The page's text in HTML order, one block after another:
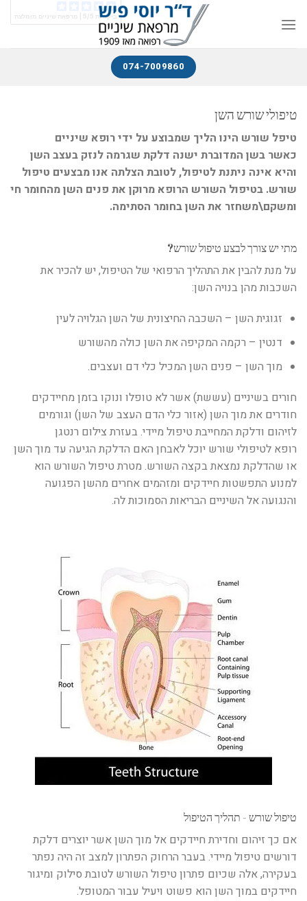
074-7009860
טיפולי שורש השן
טיפל שורש הינו הליך שמבוצע על ידי רופא שיניים
כאשר בשן המדוברת ישנה דלקת שגרמה לנזק בעצב השן
והיא אינה ניתנת לטיפול, לטובת הצלתה אנו מבצעים טיפול
שורש. בטיפול השורש הרופא מרוקן את פנים השן מהחומר חי
ומשקם\משחזר את השן בחומר הסתימה.
מתי יש צורך לבצע טיפול שורש?
על מנת להבין את התהליך הרפואי של הטיפול, יש להכיר את
השכבות מהן בנויה השן:
זגוגית השן – השכבה החיצונית של השן הגלויה לעין
דנטין – רקמה המקיפה את השן כולה מהשורש
מוך השן – פנים השן המכיל כלי דם ועצבים.
חורים בשיניים (עששת) אשר לא טופלו ונוקו בזמן מחיידקים
חודרים את מוך השן (אזור כלי הדם העצב של השן) וגורמים
לזיהום ודלקת המחייבת טיפול מיידי. בעזרת צילום רנטגן
רופא לטיפולי שורש יוכל לאבחן האם הדלקת הגיעה עד מוך השן
או שהדלקת נמצאת בקצה השורש. מטרת טיפול השורש הוא
למנוע התפשטות חיידקים ומזהמים אחרים מהשן הפגועה
והנגועה אל השיניים הבריאות הסמוכות לה.
טיפול שורש - תהליך הטיפול
אם כך זיהום וחדירת חיידקים אל מוך השן אשר יוצרים דלקת
דורשים טיפול מיידי. בעבר הרחוק הפתרון למצב זה היה נפתר
בעקירה, אלה שכיום פתרון טיפול השורש לטובת סילוק ומיגור
חיידקים במוך השן הוא פשוט ויעיל עבור המטופל.
ביקורות 5/5 | מרפאת שיניים מומלצת